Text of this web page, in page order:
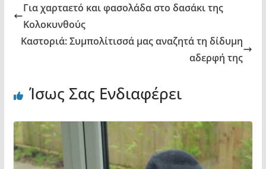
Για χαρταετό και φασολάδα στο δασάκι της
Κολοκυνθούς
Καστοριά: Συμπολίτισσά μας αναζητά τη δίδυμη
αδερφή της
Ίσως Σας Ενδιαφέρει